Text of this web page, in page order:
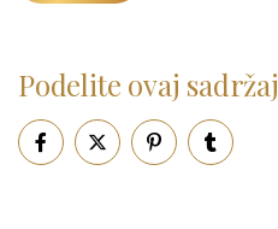
Pepe Jeans Ranac (10)
Piling za telo (3)
Putni program (47)
Podelite ovaj sadržaj